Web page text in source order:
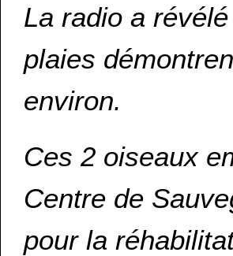
La radio a
plaies
environ.
Ces 2 oiseaux
Centre de
pour la